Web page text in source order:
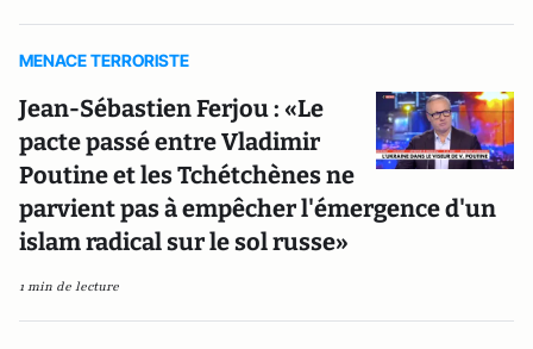
MENACE TERRORISTE
Jean-Sébastien Ferjou : «Le
pacte passé entre Vladimir
Poutine et les Tchétchènes ne
parvient pas à empêcher l'émergence d'un
islam radical sur le sol russe»
1 min de lecture